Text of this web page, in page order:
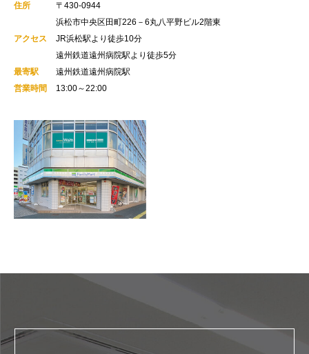
住所
〒430-0944
浜松市中央区田町226－6丸八平野ビル2階東
アクセス
JR浜松駅より徒歩10分
遠州鉄道遠州病院駅より徒歩5分
最寄駅
遠州鉄道遠州病院駅
営業時間
13:00～22:00